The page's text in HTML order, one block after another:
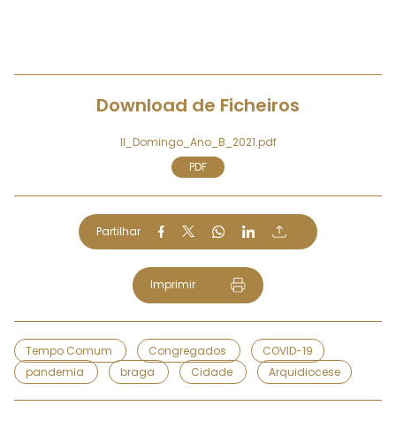
Download de Ficheiros
II_Domingo_Ano_B_2021.pdf
PDF
Partilhar
Imprimir
Tempo Comum Congregados
COVID-19
pandemia
braga Cidade Arquidiocese